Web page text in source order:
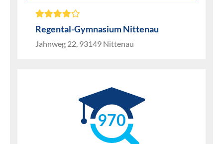
Regental-Gymnasium Nittenau
Jahnweg 22, 93149 Nittenau
970